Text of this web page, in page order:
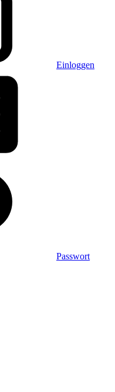
Einloggen
Passwort